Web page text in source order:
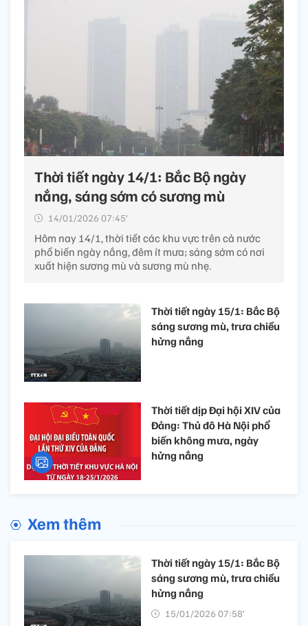
Thời tiết ngày 14/1: Bắc Bộ ngày
nắng, sáng sớm có sương mù
14/01/2026 07:45’
Hôm nay 14/1, thời tiết các khu vực trên cả nước
phổ biến ngày nắng, đêm ít mưa; sáng sớm có nơi
xuất hiện sương mù và sương mù nhẹ.
Thời tiết ngày 15/1: Bắc Bộ
sáng sương mù, trưa chiều
hửng nắng
Thời tiết dịp Đại hội XIV của
Đảng: Thủ đô Hà Nội phổ
biến không mưa, ngày
hửng nắng
Xem thêm
Thời tiết ngày 15/1: Bắc Bộ
sáng sương mù, trưa chiều
hửng nắng
15/01/2026 07:58’